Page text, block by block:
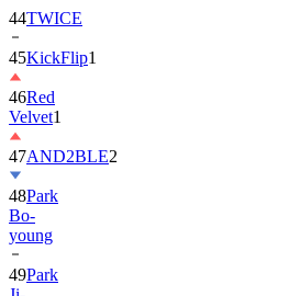
45KickFlip
46Red
Velvet
47AND2BLE
48Park
Bo-
young
49Park
Ji-
hoon